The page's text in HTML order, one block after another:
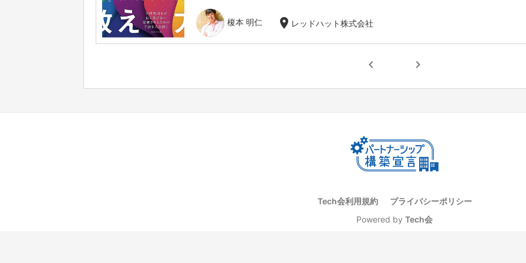
榎本 明仁 location_on レッドハット株式会社
chevron_left chevron_right
Tech会利用規約
プライバシーポリシー
Powered by Tech会